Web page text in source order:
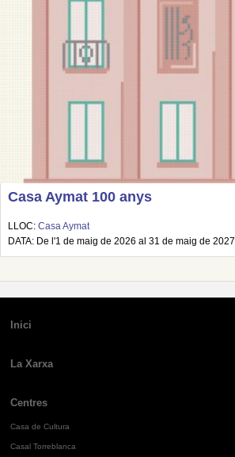
Casa Aymat 100 anys
LLOC: Casa Aymat
DATA: De l'1 de maig de 2026 al 31 de maig de 2027
Inici
La Xarxa
Centres
Casa de Cultura
Casal Torreblanca